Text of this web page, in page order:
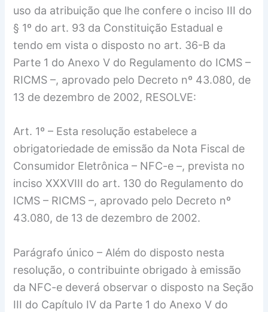
uso da atribuição que lhe confere o inciso III do
§ 1º do art. 93 da Constituição Estadual e
tendo em vista o disposto no art. 36-B da
Parte 1 do Anexo V do Regulamento do ICMS –
RICMS –, aprovado pelo Decreto nº 43.080, de
13 de dezembro de 2002, RESOLVE:
Art. 1º – Esta resolução estabelece a
obrigatoriedade de emissão da Nota Fiscal de
Consumidor Eletrônica – NFC-e –, prevista no
inciso XXXVIII do art. 130 do Regulamento do
ICMS – RICMS –, aprovado pelo Decreto nº
43.080, de 13 de dezembro de 2002.
Parágrafo único – Além do disposto nesta
resolução, o contribuinte obrigado à emissão
da NFC-e deverá observar o disposto na Seção
III do Capítulo IV da Parte 1 do Anexo V do